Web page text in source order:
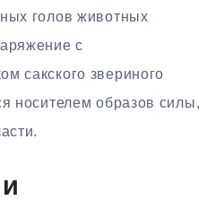
голов животных
с
сакского звериного
носителем образов силы,